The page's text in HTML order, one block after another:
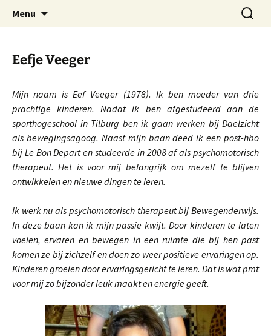
Bewegender-Wijs VOF
Helpen een mens te laten groeien tot eigen
hoogte.
Menu
Search
for:
Eefje Veeger
Mijn naam is Eef Veeger (1978). Ik ben moeder van drie
prachtige kinderen. Nadat ik ben afgestudeerd aan de
sporthogeschool in Tilburg ben ik gaan werken bij Daelzicht
als bewegingsagoog. Naast mijn baan deed ik een post-hbo
bij Le Bon Depart en studeerde in 2008 af als psychomotorisch
therapeut. Het is voor mij belangrijk om mezelf te blijven
ontwikkelen en nieuwe dingen te leren.
Ik werk nu als psychomotorisch therapeut bij Bewegenderwijs.
In deze baan kan ik mijn passie kwijt. Door kinderen te laten
voelen, ervaren en bewegen in een ruimte die bij hen past
komen ze bij zichzelf en doen zo weer positieve ervaringen op.
Kinderen groeien door ervaringsgericht te leren. Dat is wat pmt
voor mij zo bijzonder leuk maakt en energie geeft.